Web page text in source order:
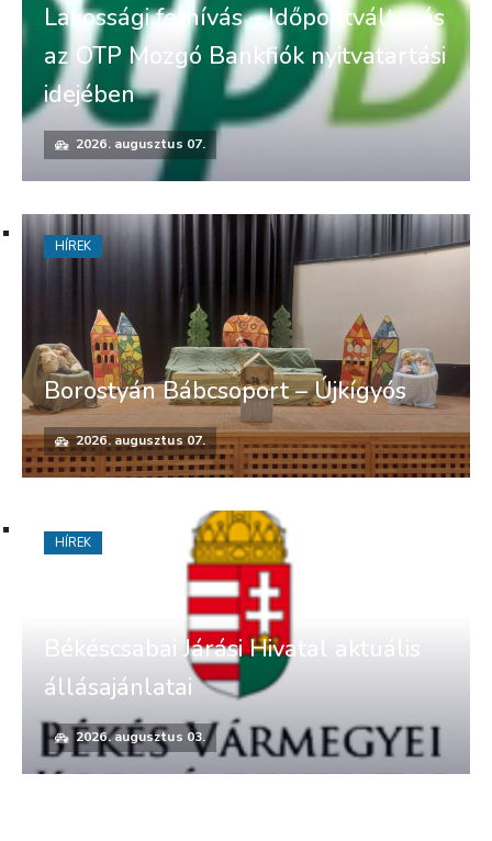
Lakossági felhívás – Időpontváltozás
az OTP Mozgó Bankfiók nyitvatartási
idejében
2026. augusztus 07.
Borostyán Bábcsoport – Újkígyós
2026. augusztus 07.
HÍREK
Békéscsabai Járási Hivatal aktuális
állásajánlatai
2026. augusztus 03.
HÍREK